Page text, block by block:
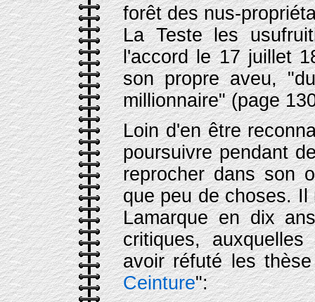
forêt des nus-
La Teste les
l'accord le 17 juillet
son propre aveu,
millionnaire" (page
Loin d'en être
poursuivre pendant
reprocher dans son
que peu de choses.
Lamarque en dix
critiques,
avoir réfuté les
Ceinture":